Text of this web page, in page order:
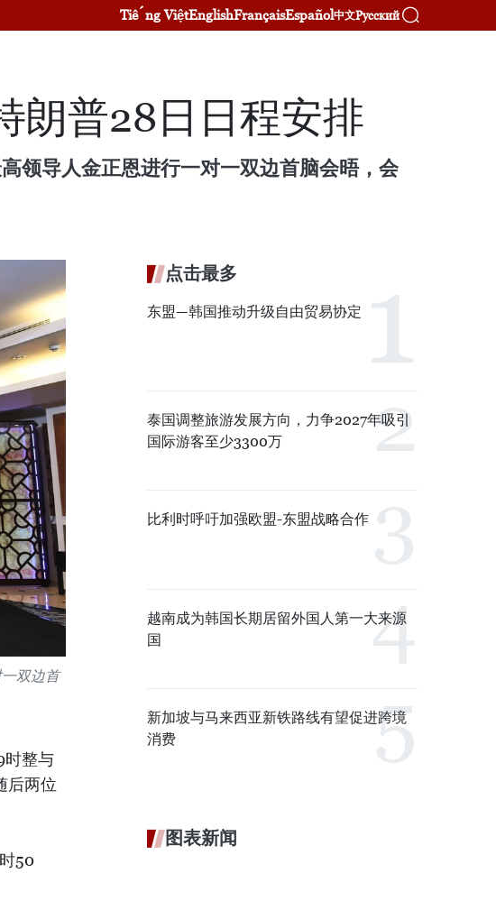
Tiếng ViệtEnglishFrançaisEspañol中文Русский
朗普28日日程安排
领导人金正恩进行一对一双边首脑会晤，会
双边首
时整与
后两位
50
点击最多
东盟—韩国推动升级自由贸易协定
泰国调整旅游发展方向，力争2027年吸引
国际游客至少3300万
比利时呼吁加强欧盟-东盟战略合作
越南成为韩国长期居留外国人第一大来源
国
新加坡与马来西亚新铁路线有望促进跨境
消费
图表新闻